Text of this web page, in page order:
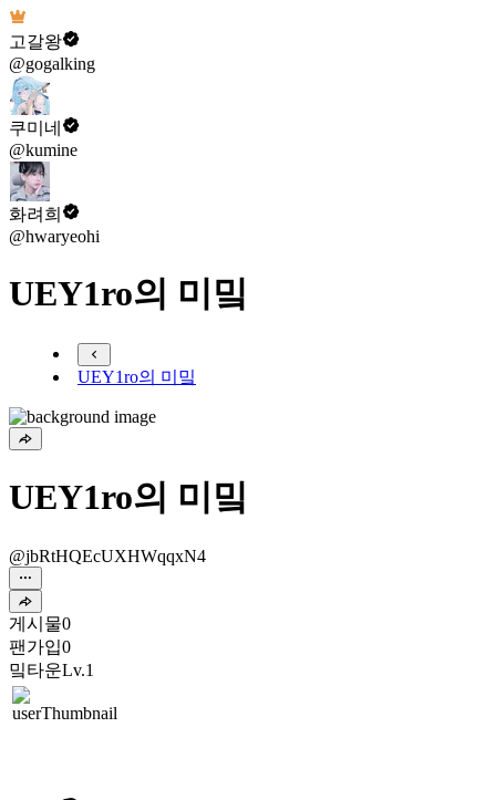
고갈왕
@gogalking
쿠미네
@kumine
화려희
@hwaryeohi
UEY1ro의 미밐
UEY1ro의 미밐
UEY1ro의 미밐
@jbRtHQEcUXHWqqxN4
게시물0
팬가입0
밐타운Lv.1